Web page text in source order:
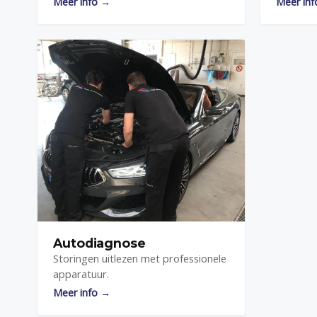
Autodiagnose
Storingen uitlezen met professionele
apparatuur.
Meer info →